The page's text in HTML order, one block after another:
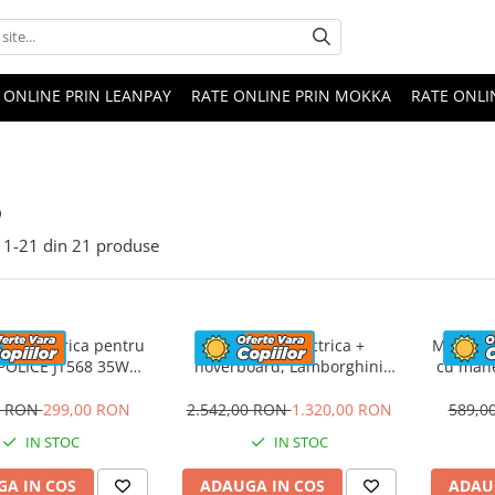
ONLINE PRIN LEANPAY RATE ONLINE PRIN MOKKA RATE
1-21 din 21 produse
electrica pentru
JT568 35W
RON299,00 RON
IN STOC
IN COS
Masinuta electrica +
hoverboard, Lamborghini
premium, Rosu
2.542,00 RON1.320,00 RON
IN STOC
ADAUGA IN COS
cu